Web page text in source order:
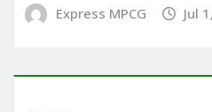
Express MPCG Jul